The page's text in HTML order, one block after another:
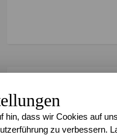
hin, dass wir Cookies auf
zu verbessern.